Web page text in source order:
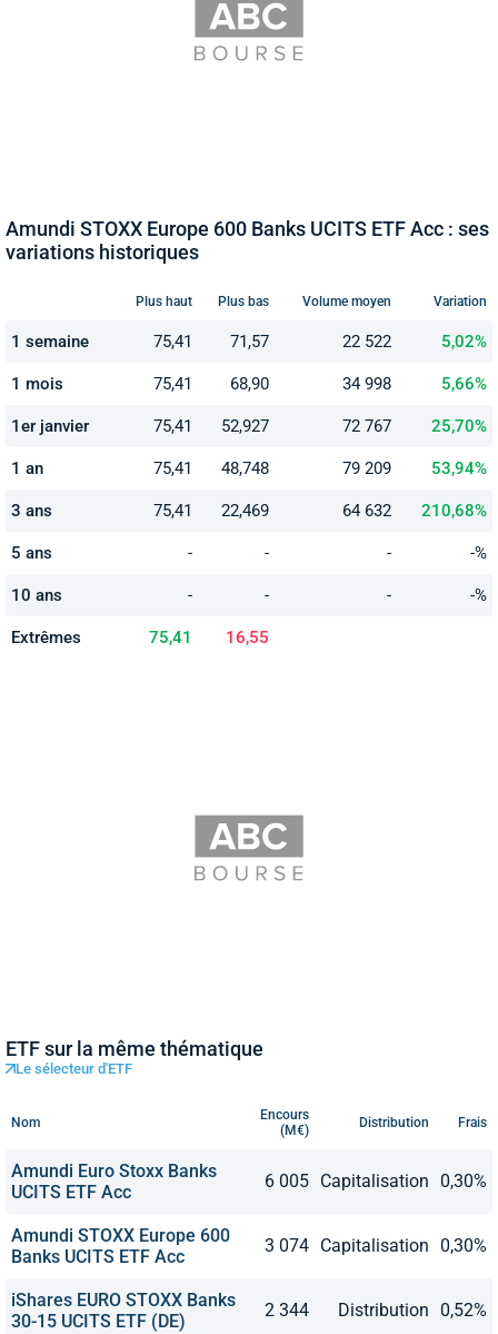
Amundi STOXX Europe 600 Banks UCITS ETF Acc : ses
variations historiques
Plus haut Plus bas Volume moyen Variation
1 semaine 75,41 71,57 22 522 5,02%
1 mois 75,41 68,90 34 998 5,66%
1er janvier 75,41 52,927 72 767 25,70%
1 an 75,41 48,748 79 209 53,94%
3 ans 75,41 22,469 64 632 210,68%
5 ans - - - -%
10 ans - - - -%
Extrêmes 75,41 16,55
ETF sur la même thématique
Le sélecteur d'ETF
Nom
Encours
(M€)
Distribution Frais
Amundi Euro Stoxx Banks
UCITS ETF Acc
6 005 Capitalisation 0,30%
Amundi STOXX Europe 600
Banks UCITS ETF Acc
3 074 Capitalisation 0,30%
iShares EURO STOXX Banks
30-15 UCITS ETF (DE)
2 344 Distribution 0,52%